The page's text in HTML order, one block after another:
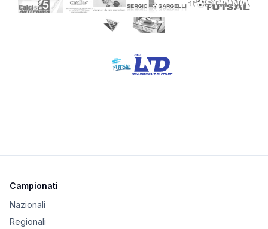
Campionati
Nazionali
Regionali